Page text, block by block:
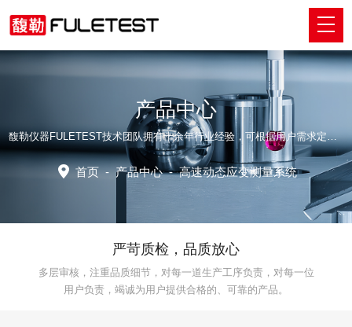
产品中心
馥勒仪器FULETEST技术团队拥有十余年行业经验，可根据用户需求定制适配的专业解决方案。
首页-产品中心-高速动态应变测量系统
严苛质检，品质放心
多层审核，注重品质细节，对每一道生产工序负责，对每一位
用户负责，竭诚为用户提供合格的、可靠的产品。